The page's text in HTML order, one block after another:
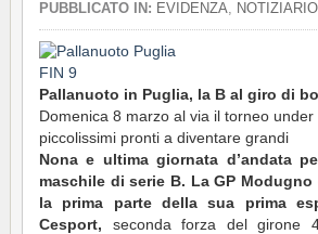
PUBBLICATO IN: EVIDENZA, NOTIZIARIO
Pallanuoto in Puglia, la B al giro di
Domenica 8 marzo al via il torneo
piccolissimi pronti a diventare grandi
Nona e ultima giornata d’andata
maschile di serie B. La GP
la prima parte della sua prima
Cesport, seconda forza del girone